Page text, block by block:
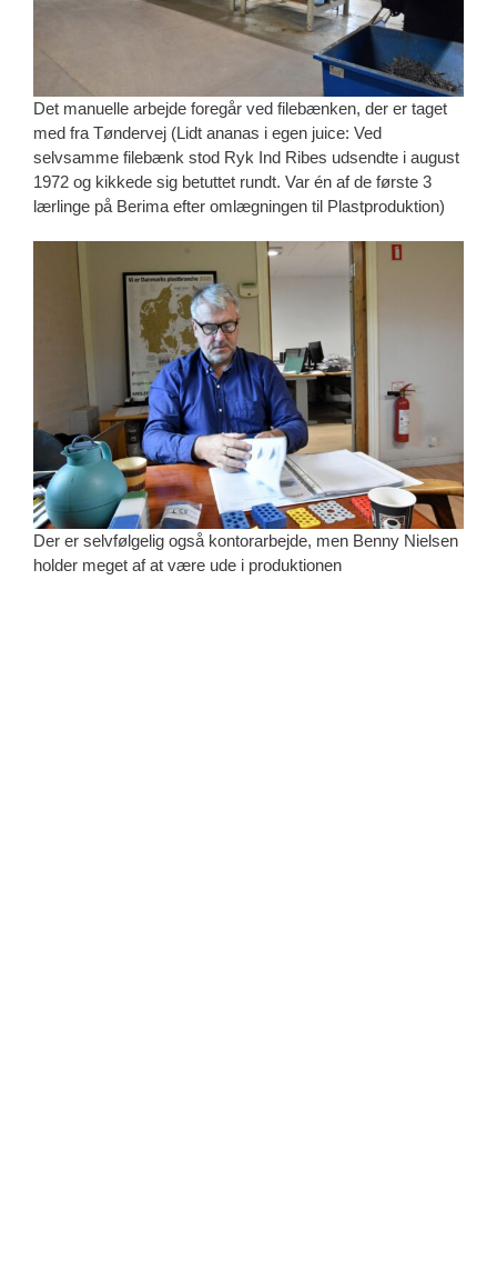
Det manuelle arbejde foregår ved filebænken, der er taget
med fra Tøndervej (Lidt ananas i egen juice: Ved
selvsamme filebænk stod Ryk Ind Ribes udsendte i august
1972 og kikkede sig betuttet rundt. Var én af de første 3
lærlinge på Berima efter omlægningen til Plastproduktion)
Der er selvfølgelig også kontorarbejde, men Benny Nielsen
holder meget af at være ude i produktionen